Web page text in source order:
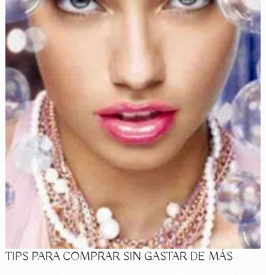
TIPS PARA COMPRAR SIN GASTAR DE MÁS